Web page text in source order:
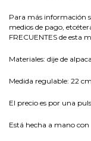
Para más información
medios de pago,
FRECUENTES de esta
Materiales: dije de
Medida regulable: 22 cm.
El precio es por una
Está hecha a mano